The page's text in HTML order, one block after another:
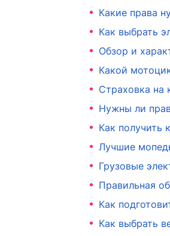
Какие права
Как выбрать
Обзор и
Какой
Страховка на
Нужны ли
Как получить
Лучшие
Грузовые
Правильная
Как
Как выбрать